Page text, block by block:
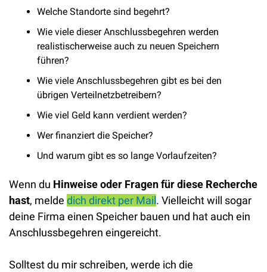
Welche Standorte sind begehrt?
Wie viele dieser Anschlussbegehren werden
realistischerweise auch zu neuen Speichern
führen?
Wie viele Anschlussbegehren gibt es bei den
übrigen Verteilnetzbetreibern?
Wie viel Geld kann verdient werden?
Wer finanziert die Speicher?
Und warum gibt es so lange Vorlaufzeiten?
Wenn du Hinweise oder Fragen für diese Recherche
hast, melde dich direkt per Mail. Vielleicht will sogar
deine Firma einen Speicher bauen und hat auch ein
Anschlussbegehren eingereicht.
Solltest du mir schreiben, werde ich die